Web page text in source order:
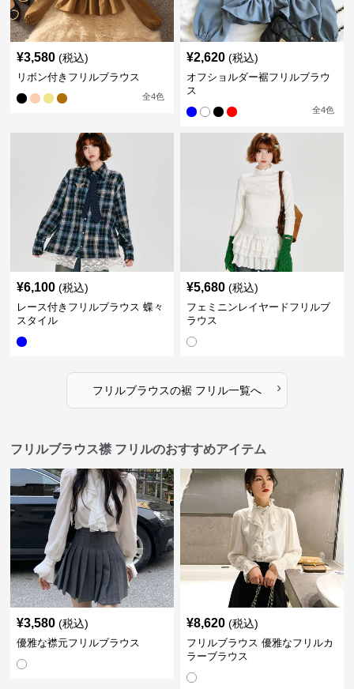
¥3,580 (税込)
リボン付きフリルブラウス
全4色
¥2,620 (税込)
オフショルダー裾フリルブラウ
ス
全4色
¥6,100 (税込)
レース付きフリルブラウス 蝶々
スタイル
¥5,680 (税込)
フェミニンレイヤードフリルブ
ラウス
フリルブラウスの裾 フリル一覧へ ›
フリルブラウス襟 フリルのおすすめアイテム
¥3,580 (税込)
優雅な襟元フリルブラウス
¥8,620 (税込)
フリルブラウス 優雅なフリルカ
ラーブラウス